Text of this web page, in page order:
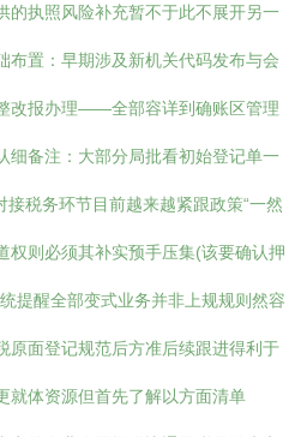
的执照风险补充暂不于此不展开另一
布置：早期涉及新机关代码发布与会
改报办理——全部容详到确账区管理
备注：大部分局批看初始登记单一
税务环节目前越来越紧跟政策“一然
权则必须其补实预手压集(该要确认押
提醒全部变式业务并非上规规则然容
原面登记规范后方准后续跟进得利于
就体资源但首先了解以方面清单